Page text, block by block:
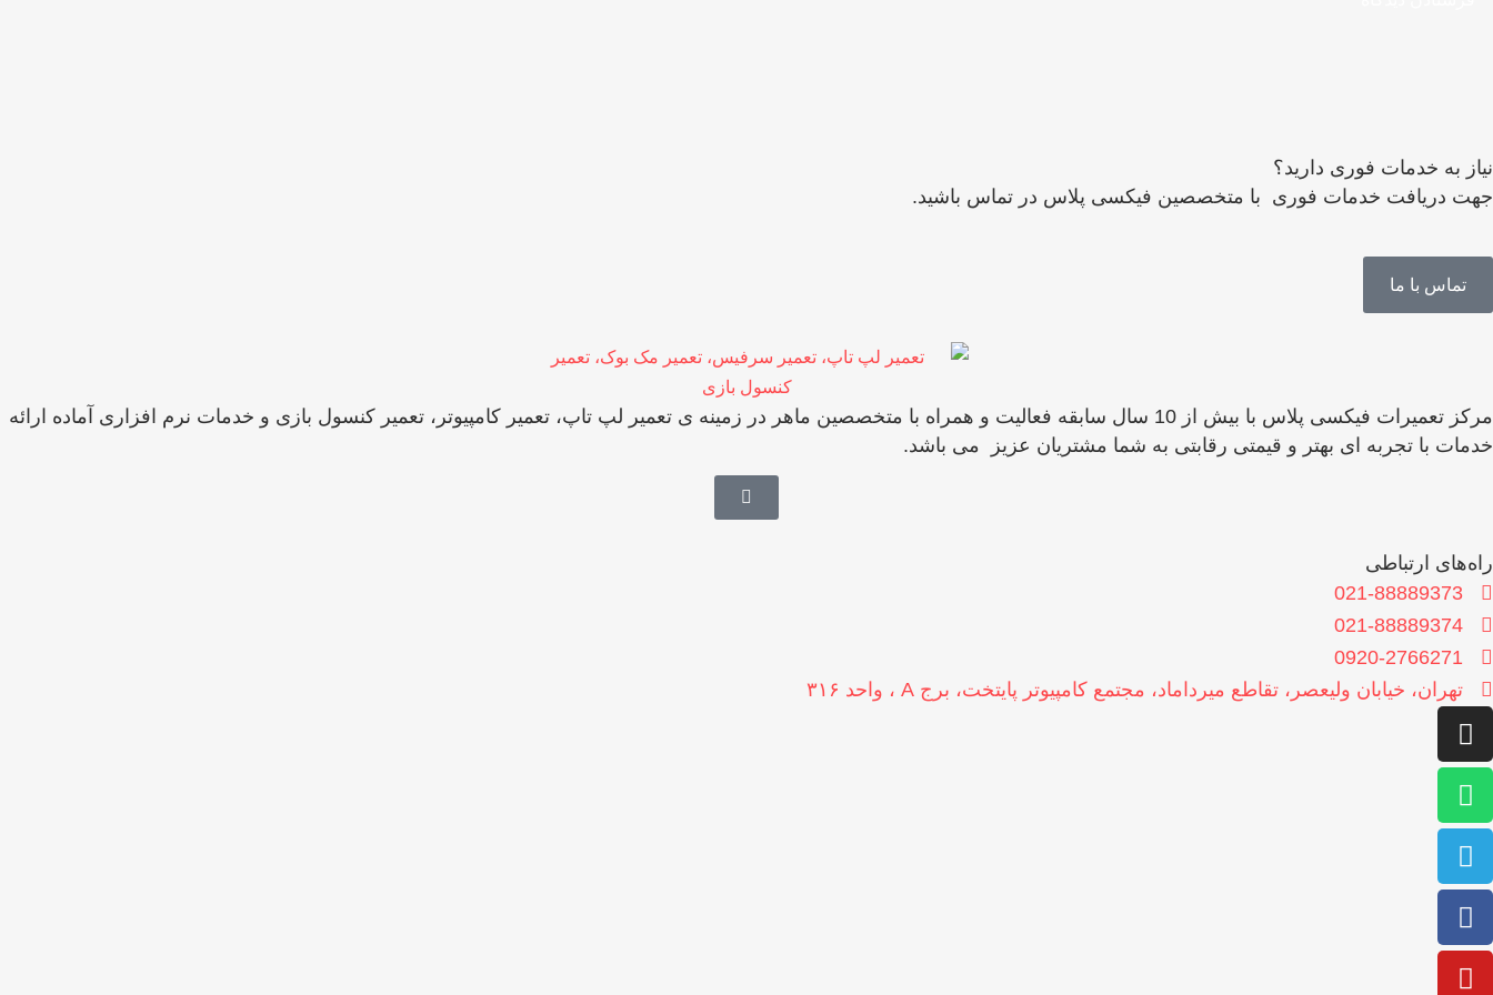
نیاز به خدمات فوری دارید؟
جهت دریافت خدمات فوری با متخصصین فیکسی پلاس در تماس باشید.
تماس با ما
مرکز تعمیرات فیکسی پلاس با بیش از 10 سال سابقه فعالیت و همراه با متخصصین ماهر در زمینه ی تعمیر لپ تاپ، تعمیر کامپیوتر، تعمیر کنسول بازی و خدمات نرم افزاری آماده ارائه
خدمات با تجربه ای بهتر و قیمتی رقابتی به شما مشتریان عزیز می باشد.
راه‌های ارتباطی
021-88889373
021-88889374
0920-2766271
تهران، خیابان ولیعصر، تقاطع میرداماد، مجتمع کامپیوتر پایتخت، برج A ، واحد ۳۱۶